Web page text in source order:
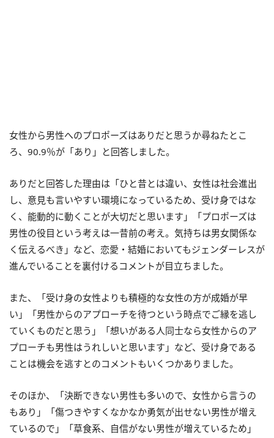
女性から男性へのプロポーズはありだと思うか尋ねたとこ
ろ、90.9％が「あり」と回答しました。
ありだと回答した理由は「ひと昔とは違い、女性は社会進出
し、意見も言いやすい環境になっているため、受け身ではな
く、能動的に動くことが大切だと思います 」「プロポーズは
男性の役目という考えは一昔前の考え。気持ちは男女関係な
く伝えるべき」など、恋愛・結婚においてもジェンダーレスが
進んでいることを裏付けるコメントが目立ちました。
また、「受け身の女性よりも積極的な女性の方が成婚が早
い」「男性からのアプローチを待つという時点でご縁を逃し
ていくものだと思う」「想いがある人同士なら女性からのア
プローチも男性はうれしいと思います」など、受け身である
ことは機会を逃すとのコメントもいくつかありました。
そのほか、「決断できない男性も多いので、女性から言うの
もあり」「傷つきやすくなかなか勇気が出せない男性が増え
ているので」「草食系、自信がない男性が増えているため」